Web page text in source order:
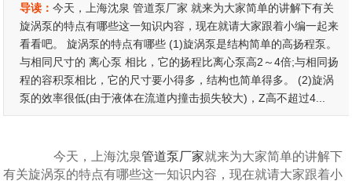
导读：今天，上海沈泉 管道泵厂家 就来为大家简单的讲解下有关
旋涡泵的特点有哪些这一知识内容，现在就请大家跟着小编一起来
看看吧。 旋涡泵的特点有哪些 (1)旋涡泵是结构简单的高扬程泵。
与相同尺寸的 离心泵 相比，它的扬程比离心泵高2～4倍;与相同扬
程的容积泵相比，它的尺寸要小得多，结构也简单得多。 (2)旋涡
泵的效率很低(由于液体在流道内撞击损失较大)，Z高不超过4...
今天，上海沈泉管道泵厂家就来为大家简单的讲解下
有关旋涡泵的特点有哪些这一知识内容，现在就请大家跟着小